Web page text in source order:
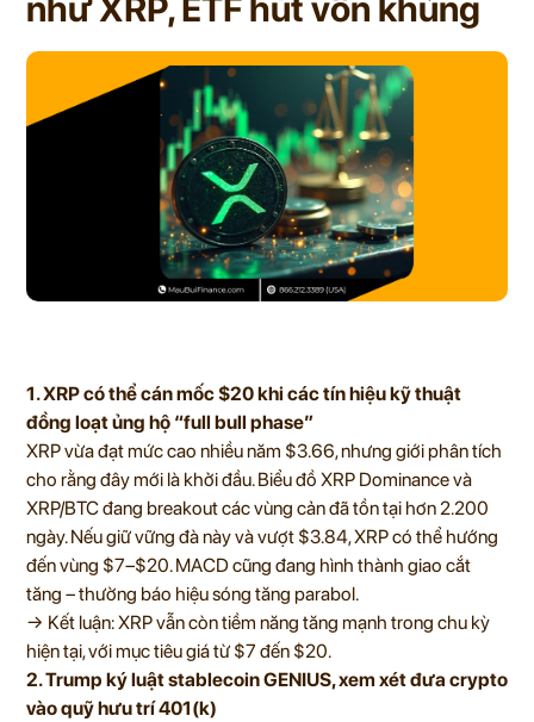
1. XRP có thể cán mốc $20 khi các tín hiệu kỹ thuật
đồng loạt ủng hộ “full bull phase”
XRP vừa đạt mức cao nhiều năm $3.66, nhưng giới phân tích
cho rằng đây mới là khởi đầu. Biểu đồ XRP Dominance và
XRP/BTC đang breakout các vùng cản đã tồn tại hơn 2.200
ngày. Nếu giữ vững đà này và vượt $3.84, XRP có thể hướng
đến vùng $7–$20. MACD cũng đang hình thành giao cắt
tăng – thường báo hiệu sóng tăng parabol.
→ Kết luận: XRP vẫn còn tiềm năng tăng mạnh trong chu kỳ
hiện tại, với mục tiêu giá từ $7 đến $20.
2. Trump ký luật stablecoin GENIUS, xem xét đưa crypto
vào quỹ hưu trí 401(k)